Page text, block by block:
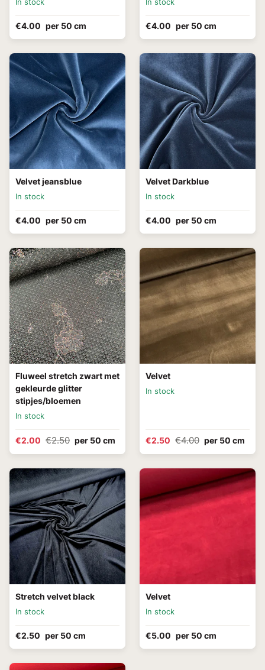
€4.00 per 50 cm €4.00 per 50 cm
Velvet jeansblue
In stock
€4.00 per 50 cm
Velvet Darkblue
In stock
€4.00 per 50 cm
Fluweel stretch zwart met
gekleurde glitter
stipjes/bloemen
In stock
€2.00 €2.50 per 50 cm
Velvet
In stock
€2.50 €4.00 per 50 cm
Stretch velvet black
In stock
€2.50 per 50 cm
Velvet
In stock
€5.00 per 50 cm